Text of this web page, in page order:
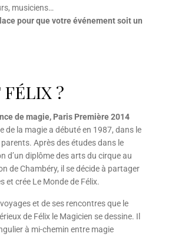
musiciens…
pour que votre événement soit un
FÉLIX ?
de magie, Paris Première 2014
de la magie a débuté en 1987, dans le
Après des études dans le
d’un diplôme des arts du cirque au
de Chambéry, il se décide à partager
et crée Le Monde de Félix.
et de ses rencontres que le
de Félix le Magicien se dessine. Il
à mi-chemin entre magie